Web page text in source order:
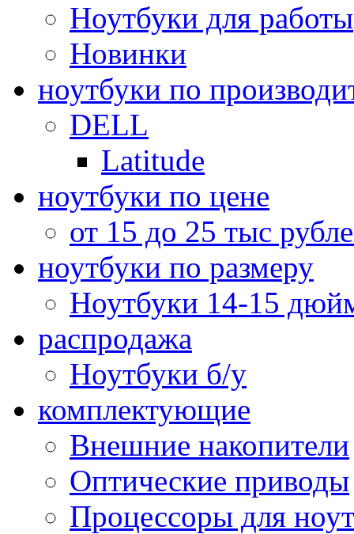
Ноутбуки для работы
Новинки
ноутбуки по
DELL
Latitude
ноутбуки по цене
от 15 до 25 тыс
ноутбуки по размеру
Ноутбуки 14-15
распродажа
Ноутбуки б/у
комплектующие
Внешние накопители
Оптические приводы
Процессоры для